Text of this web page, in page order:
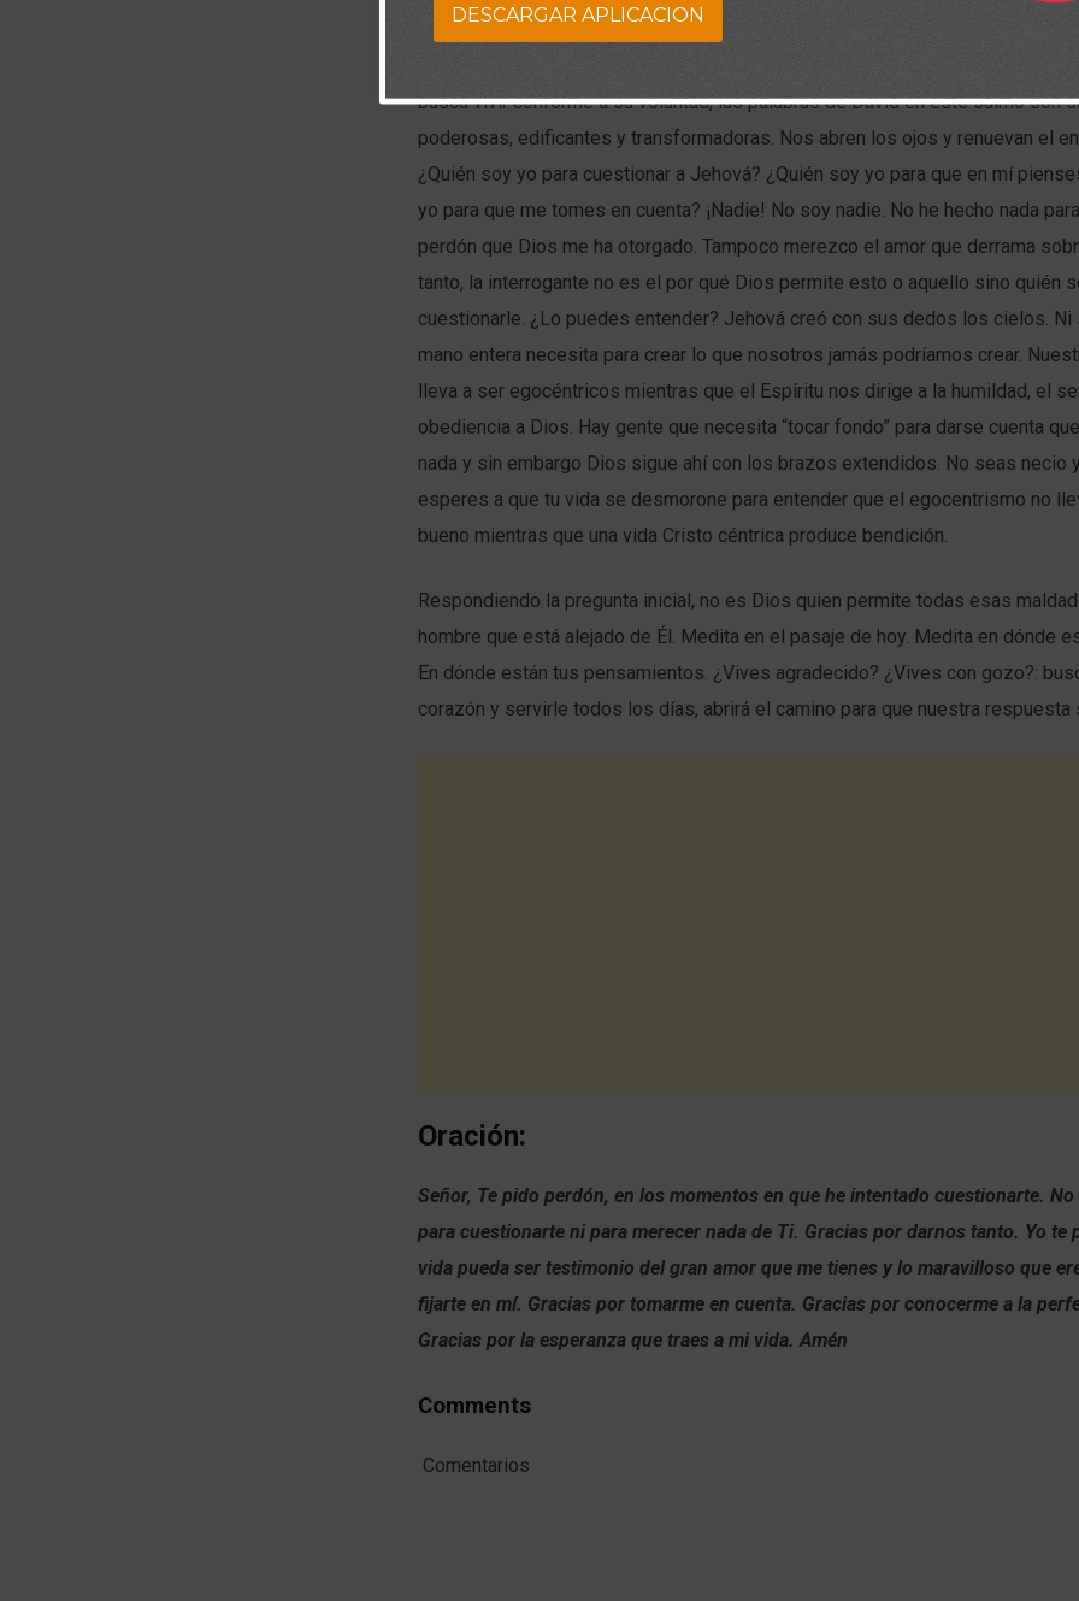
Cuando uno quiere acomodar a Jehová a su entendimiento, uno se siente con
busca vivir conforme a su voluntad, las palabras de David en este salmo son
poderosas, edificantes y transformadoras. Nos abren los ojos y renuevan el
¿Quién soy yo para cuestionar a Jehová? ¿Quién soy yo para que en mí
yo para que me tomes en cuenta? ¡Nadie! No soy nadie. No he hecho nada
perdón que Dios me ha otorgado. Tampoco merezco el amor que derrama
tanto, la interrogante no es el por qué Dios permite esto o aquello sino quién
cuestionarle. ¿Lo puedes entender? Jehová creó con sus dedos los cielos. Ni
mano entera necesita para crear lo que nosotros jamás podríamos crear.
lleva a ser egocéntricos mientras que el Espíritu nos dirige a la humildad, el
obediencia a Dios. Hay gente que necesita “tocar fondo” para darse cuenta
nada y sin embargo Dios sigue ahí con los brazos extendidos. No seas necio
esperes a que tu vida se desmorone para entender que el egocentrismo no
bueno mientras que una vida Cristo céntrica produce bendición.
Respondiendo la pregunta inicial, no es Dios quien permite todas esas
hombre que está alejado de Él. Medita en el pasaje de hoy. Medita en dónde
En dónde están tus pensamientos. ¿Vives agradecido? ¿Vives con gozo?:
corazón y servirle todos los días, abrirá el camino para que nuestra respuesta
Oración:
Señor, Te pido perdón, en los momentos en que he intentado cuestionarte.
para cuestionarte ni para merecer nada de Ti. Gracias por darnos tanto. Yo te
vida pueda ser testimonio del gran amor que me tienes y lo maravilloso que
fijarte en mí. Gracias por tomarme en cuenta. Gracias por conocerme a la
Gracias por la esperanza que traes a mi vida. Amén
Comments
Comentarios
DESCARGAR APLICACION